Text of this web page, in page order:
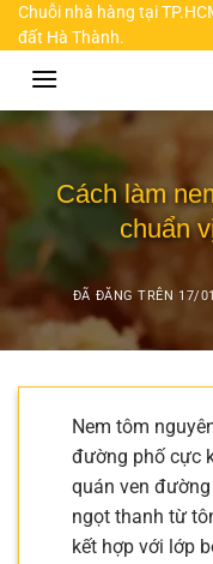
Chuyển
đến
Chuỗi nhà hàng tại
đất Hà Thành.
Cách làm
chuẩn
ĐÃ ĐĂNG TRÊN 17/
Nem tôm
đường phố cực
quán ven
ngọt thanh từ
kết hợp với lớp